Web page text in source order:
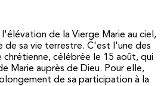
de la Vierge Marie au ciel,
de sa vie terrestre. C'est l'une des
célébrée le 15 août, qui
Marie auprès de Dieu. Pour elle,
de sa participation à la